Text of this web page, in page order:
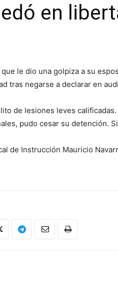
en
le dio una golpiza a su
tras negarse a declarar en
de lesiones leves
pudo cesar su detención.
de Instrucción Mauricio